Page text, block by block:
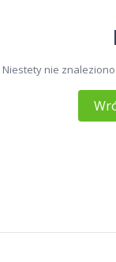
Niestety nie